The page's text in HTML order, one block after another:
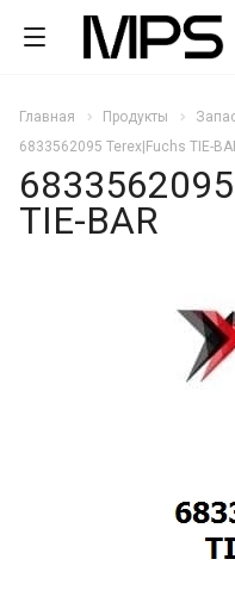
Главная Продукты
6833562095 Terex|Fuchs TIE-
TIE-BAR